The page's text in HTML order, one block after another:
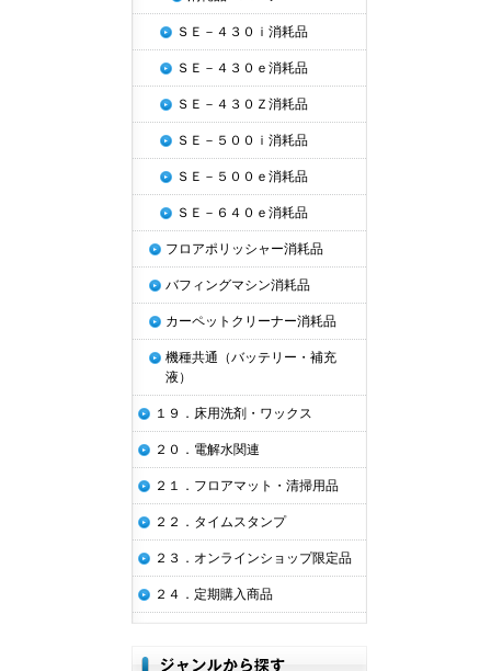
ＳＥ－４３０ｉ消耗品
ＳＥ－４３０ｅ消耗品
ＳＥ－４３０Ｚ消耗品
ＳＥ－５００ｉ消耗品
ＳＥ－５００ｅ消耗品
ＳＥ－６４０ｅ消耗品
フロアポリッシャー消耗品
バフィングマシン消耗品
カーペットクリーナー消耗品
機種共通（バッテリー・補充
液）
１９．床用洗剤・ワックス
２０．電解水関連
２１．フロアマット・清掃用品
２２．タイムスタンプ
２３．オンラインショップ限定品
２４．定期購入商品